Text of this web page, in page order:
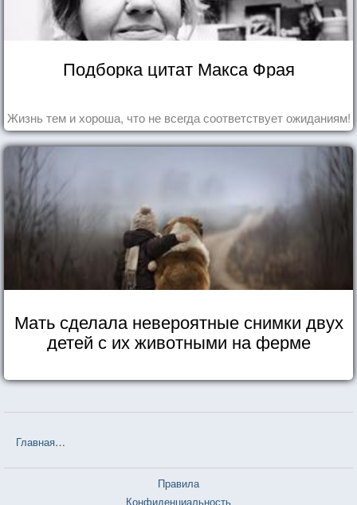
Подборка цитат Макса Фрая
Жизнь тем и хороша, что не всегда соответствует ожиданиям!
Мать сделала невероятные снимки двух
детей с их животными на ферме
Главная
Правила
Конфиденциальность